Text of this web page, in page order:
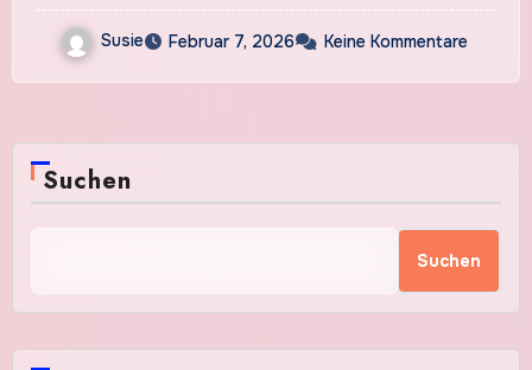
Susie Februar 7, 2026 Keine Kommentare
Suchen
Suchen